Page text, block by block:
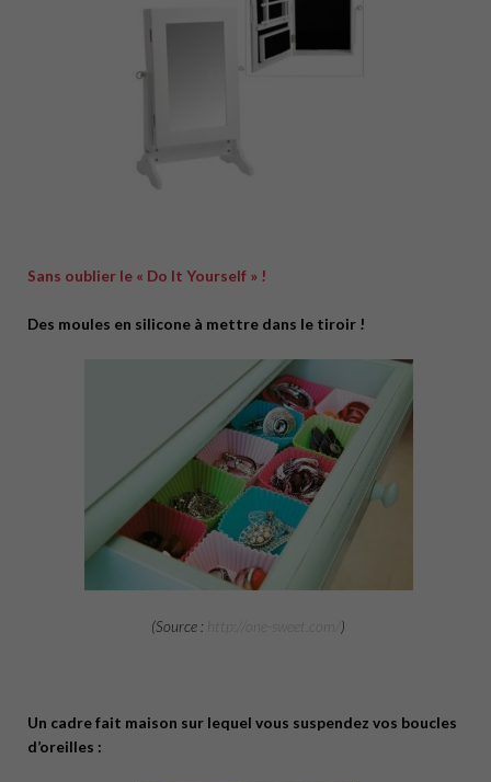
Sans oublier le « Do It Yourself » !
Des moules en silicone à mettre dans le tiroir !
(Source : http://one-sweet.com/ )
Un cadre fait maison sur lequel vous suspendez vos boucles
d’oreilles :